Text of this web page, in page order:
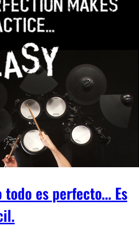
todo es perfecto… Es